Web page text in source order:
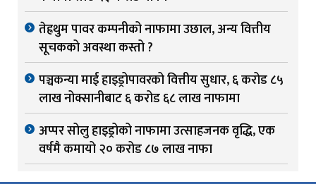
तेह्रथुम पावर कम्पनीको नाफामा उछाल, अन्य वित्तीय
सूचकको अवस्था कस्तो ?
पञ्चकन्या माई हाइड्रोपावरको वित्तीय सुधार, ६ करोड ८५
लाख नोक्सानीबाट ६ करोड ६८ लाख नाफामा
अप्पर सोलु हाइड्रोको नाफामा उत्साहजनक वृद्धि, एक
वर्षमै कमायो २० करोड ८७ लाख नाफा